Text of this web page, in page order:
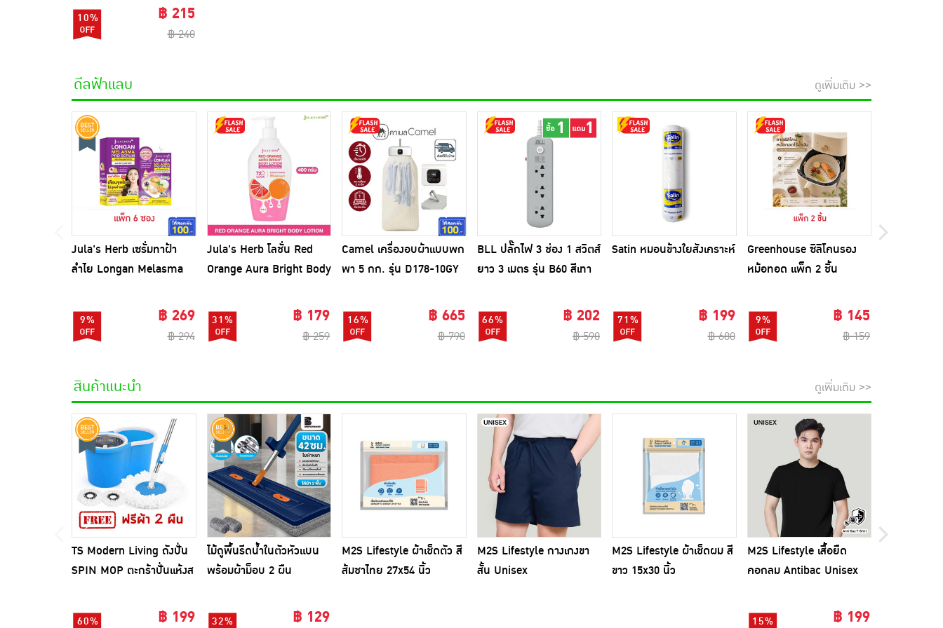
10% ฿ 215
฿ 240
ดีลฟ้าแลบ ดูเพิ่มเติม >>
Jula's Herb เซรั่มทาฝ้า
ลำไย Longan Melasma
9% ฿ 269
฿ 294
Jula's Herb โลชั่น Red
Orange Aura Bright Body
31% ฿ 179
฿ 259
Camel เครื่องอบผ้าแบบพก
พา 5 กก. รุ่น D178-10GY
16% ฿ 665
฿ 790
BLL ปลั๊กไฟ 3 ช่อง 1 สวิตส์
ยาว 3 เมตร รุ่น B60 สีเทา
66% ฿ 202
฿ 590
Satin หมอนข้างใยสังเคราะห์
71% ฿ 199
฿ 680
Greenhouse ซิลิโคนรอง
หม้อทอด แพ็ก 2 ชิ้น
9% ฿ 145
฿ 159
สินค้าแนะนำ ดูเพิ่มเติม >>
TS Modern Living ถังปั่น
SPIN MOP ตะกร้าปั่นแห้งส
CLEANING0019
60% ฿ 199
ไม้ถูพื้นรีดน้ำในตัวหัวแบน
พร้อมผ้าม็อบ 2 ผืน
32% ฿ 129
M2S Lifestyle ผ้าเช็ดตัว สี
ส้มชาไทย 27x54 นิ้ว
M2S Lifestyle กางเกงขา
สั้น Unisex
M2S Lifestyle ผ้าเช็ดผม สี
ขาว 15x30 นิ้ว
M2S Lifestyle เสื้อยืด
คอกลม Antibac Unisex
15% ฿ 199